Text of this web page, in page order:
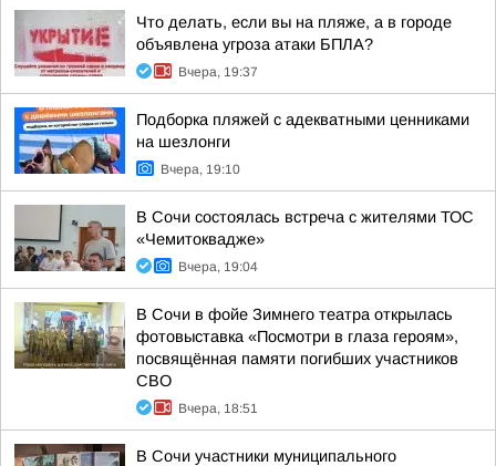
Что делать, если вы на пляже, а в городе
объявлена угроза атаки БПЛА?
Вчера, 19:37
Подборка пляжей с адекватными ценниками
на шезлонги
Вчера, 19:10
В Сочи состоялась встреча с жителями ТОС
«Чемитоквадже»
Вчера, 19:04
В Сочи в фойе Зимнего театра открылась
фотовыставка «Посмотри в глаза героям»,
посвящённая памяти погибших участников
СВО
Вчера, 18:51
В Сочи участники муниципального